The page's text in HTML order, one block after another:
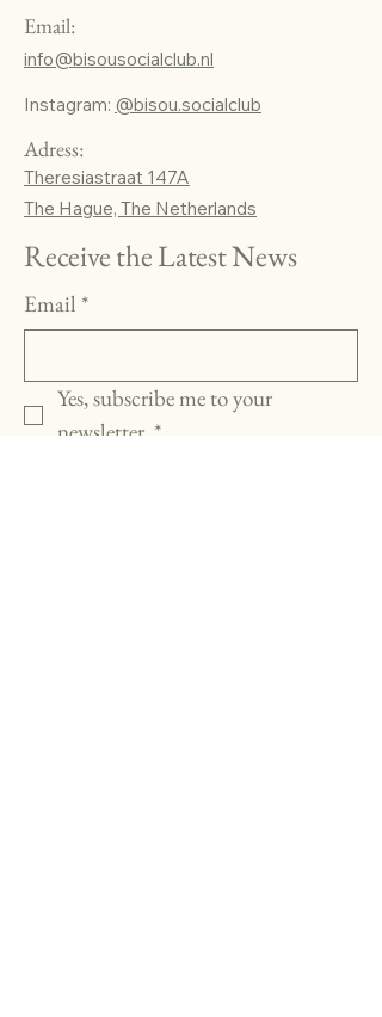
Email:
info@bisousocialclub.nl
Instagram: @bisou.socialclub
Adress:
Theresiastraat 147A
The Hague, The Netherlands
Receive the Latest News
Email *
Yes, subscribe me to your
newsletter. *